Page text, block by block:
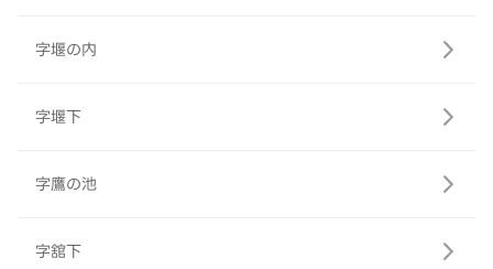
字堰の内
字堰下
字鷹の池
字舘下